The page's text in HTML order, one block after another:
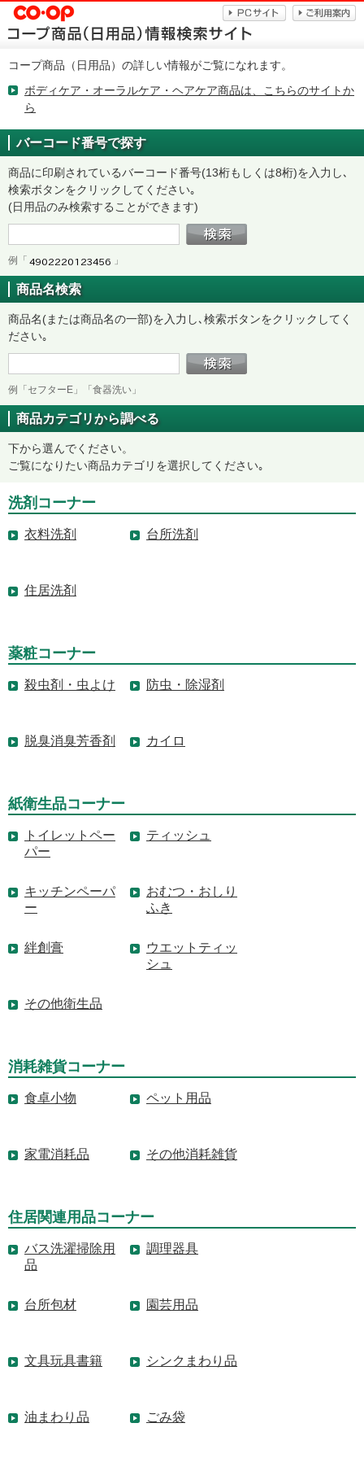
コープ商品（日用品）の詳しい情報がご覧になれます。
ボディケア・オーラルケア・ヘアケア商品は、こちらのサイトか
ら
バーコード番号で探す
商品に印刷されているバーコード番号(13桁もしくは8桁)を入力し､
検索ボタンをクリックしてください｡
(日用品のみ検索することができます)
例「 」
商品名検索
商品名(または商品名の一部)を入力し､検索ボタンをクリックしてく
ださい｡
例「セフターE」「食器洗い」
商品カテゴリから調べる
下から選んでください。
ご覧になりたい商品カテゴリを選択してください｡
洗剤コーナー
衣料洗剤 台所洗剤
住居洗剤
薬粧コーナー
殺虫剤・虫よけ 防虫・除湿剤
脱臭消臭芳香剤 カイロ
紙衛生品コーナー
トイレットペー
パー
ティッシュ
キッチンペーパ
ー
おむつ・おしり
ふき
絆創膏
ウエットティッ
シュ
その他衛生品
消耗雑貨コーナー
食卓小物 ペット用品
家電消耗品 その他消耗雑貨
住居関連用品コーナー
バス洗濯掃除用
品
調理器具
台所包材 園芸用品
文具玩具書籍 シンクまわり品
油まわり品 ごみ袋